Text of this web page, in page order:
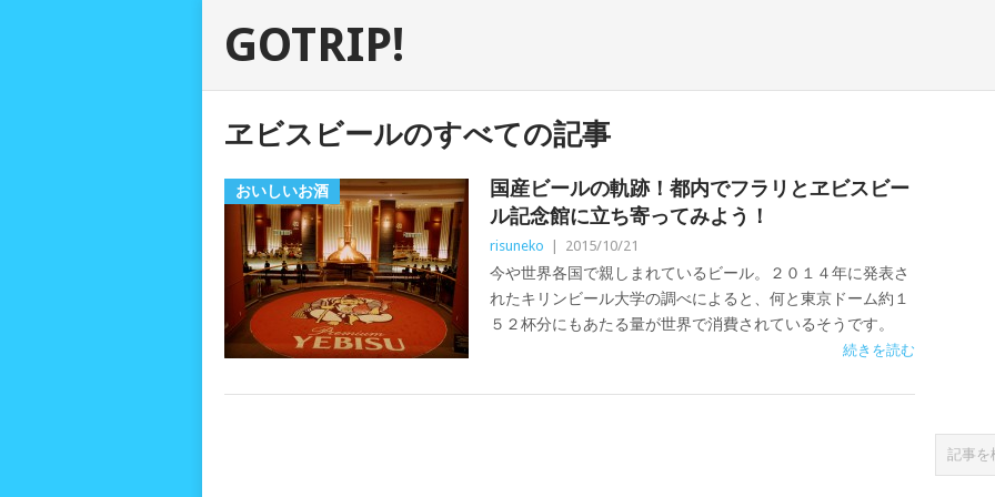
GOTRIP!
ヱビスビールのすべての記事
おいしいお酒
国産ビールの軌跡！都内でフラリとヱビスビー
ル記念館に立ち寄ってみよう！
risuneko 2015/10/21
今や世界各国で親しまれているビール。２０１４年に発表さ
れたキリンビール大学の調べによると、何と東京ドーム約１
５２杯分にもあたる量が世界で消費されているそうです。
続きを読む